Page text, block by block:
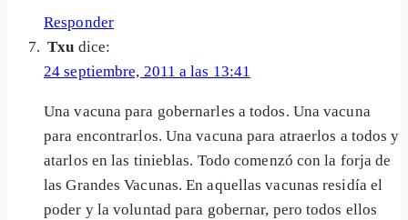
Responder
Txu dice:
24 septiembre, 2011 a las 13:41
Una vacuna para gobernarles a todos. Una vacuna
para encontrarlos. Una vacuna para atraerlos a todos y
atarlos en las tinieblas. Todo comenzó con la forja de
las Grandes Vacunas. En aquellas vacunas residía el
poder y la voluntad para gobernar, pero todos ellos